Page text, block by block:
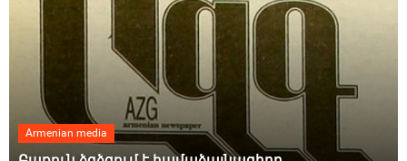
Armenian media